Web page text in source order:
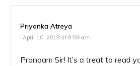
Priyanka Atreya
April 10, 2018 at 8:59 am
Pranaam Sir! It’s a treat to read